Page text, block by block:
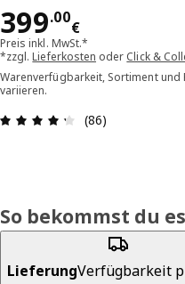
399.00
€
Preis 399.00€
Preis inkl. MwSt.*
*zzgl.Lieferkosten oder Click &
Warenverfügbarkeit, Sortiment und
variieren.
Bewertung:
(86)
So bekommst du es
LieferungVerfügbarkeit